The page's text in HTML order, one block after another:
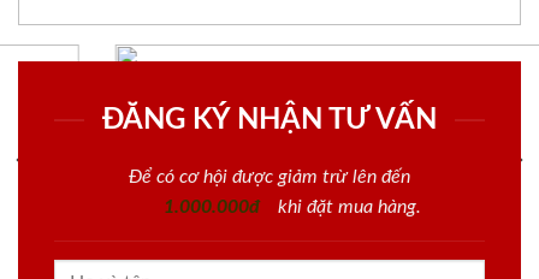
ĐĂNG KÝ NHẬN TƯ VẤN
Để có cơ hội được giảm trừ lên đến
1.000.000đ
khi đặt mua hàng.